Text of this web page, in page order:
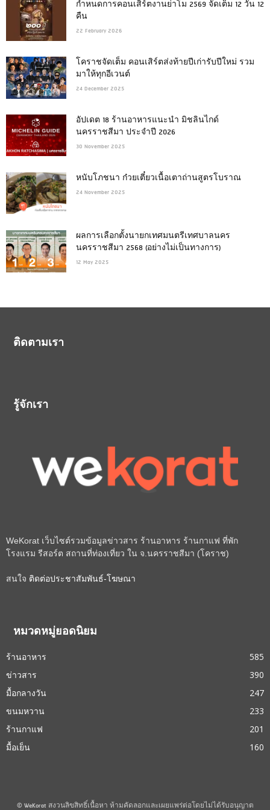
กำหนดการคอนเสิร์ตงานย่าโม 2569 จัดเต็ม 12 วัน 12
คืน
22 February 2026
โคราชจัดเต็ม คอนเสิร์ตส่งท้ายปีเก่ารับปีใหม่ รวม
มาให้ทุกอีเวนต์
24 December 2025
อัปเดต 18 ร้านอาหารแนะนำ มิชลินไกด์
นครราชสีมา ประจำปี 2026
30 November 2025
หนับโภชนา ก๋วยเตี๋ยวเนื้อเตาถ่านสูตรโบราณ
24 November 2025
ผลการเลือกตั้งนายกเทศมนตรีเทศบาลนคร
นครราชสีมา 2568 (อย่างไม่เป็นทางการ)
12 May 2025
ติดตามเรา
รู้จักเรา
WeKorat เว็บไซต์รวมข้อมูลข่าวสาร ร้านอาหาร ร้านกาแฟ ที่พัก
โรงแรม รีสอร์ต สถานที่ท่องเที่ยว ใน จ.นครราชสีมา (โคราช)
สนใจ ติดต่อประชาสัมพันธ์-โฆษณา
หมวดหมู่ยอดนิยม
ร้านอาหาร
585
ข่าวสาร
390
มื้อกลางวัน
247
ขนมหวาน
233
ร้านกาแฟ
201
มื้อเย็น
160
© WeKorat สงวนลิขสิทธิ์เนื้อหา ห้ามคัดลอกและเผยแพร่ต่อโดยไม่ได้รับอนุญาต